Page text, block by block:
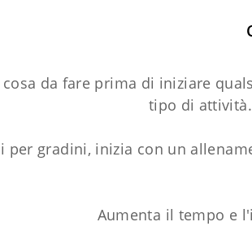
da fare prima di iniziare
tipo di
per gradini, inizia con un
Aumenta il tempo e